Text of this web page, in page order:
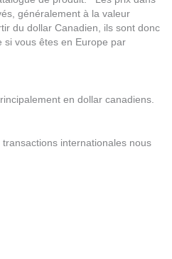
généralement à la valeur
du dollar Canadien, ils sont donc
si vous êtes en Europe par
en dollar canadiens.
internationales nous